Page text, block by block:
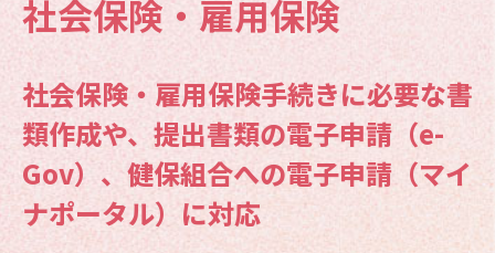
社会保険・雇用保険
社会保険・雇用保険手続きに必要な書
類作成や、提出書類の電子申請（e-
Gov）、健保組合への電子申請（マイ
ナポータル）に対応